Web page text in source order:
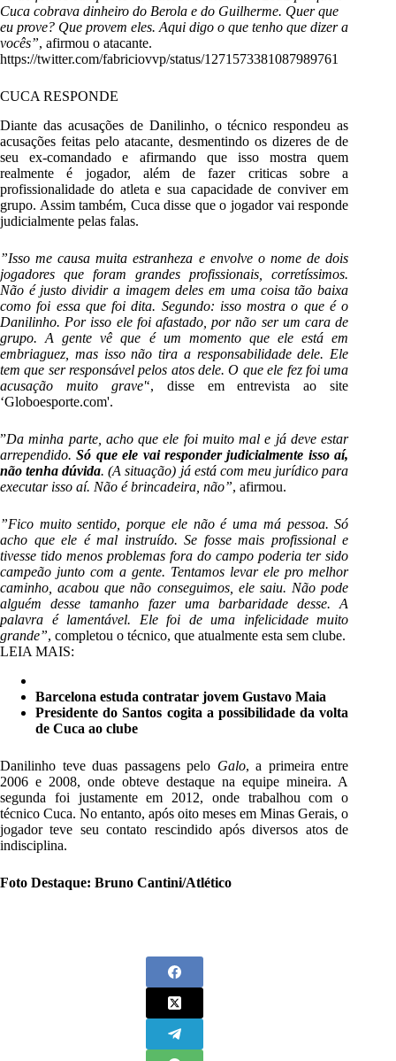
Cuca cobrava dinheiro do Berola e do Guilherme. Quer que
eu prove? Que provem eles. Aqui digo o que tenho que dizer a
vocês”, afirmou o atacante.
https://twitter.com/fabriciovvp/status/1271573381087989761
CUCA RESPONDE
Diante das acusações de Danilinho, o técnico respondeu as
acusações feitas pelo atacante, desmentindo os dizeres de de
seu ex-comandado e afirmando que isso mostra quem
realmente é jogador, além de fazer criticas sobre a
profissionalidade do atleta e sua capacidade de conviver em
grupo. Assim também, Cuca disse que o jogador vai responde
judicialmente pelas falas.
”Isso me causa muita estranheza e envolve o nome de dois
jogadores que foram grandes profissionais, corretíssimos.
Não é justo dividir a imagem deles em uma coisa tão baixa
como foi essa que foi dita. Segundo: isso mostra o que é o
Danilinho. Por isso ele foi afastado, por não ser um cara de
grupo. A gente vê que é um momento que ele está em
embriaguez, mas isso não tira a responsabilidade dele. Ele
tem que ser responsável pelos atos dele. O que ele fez foi uma
acusação muito grave'‘, disse em entrevista ao site
‘Globoesporte.com'.
”Da minha parte, acho que ele foi muito mal e já deve estar
arrependido.Só que ele vai responder judicialmente isso aí,
não tenha dúvida. (A situação) já está com meu jurídico para
executar isso aí. Não é brincadeira, não”, afirmou.
”Fico muito sentido, porque ele não é uma má pessoa. Só
acho que ele é mal instruído. Se fosse mais profissional e
tivesse tido menos problemas fora do campo poderia ter sido
campeão junto com a gente. Tentamos levar ele pro melhor
caminho, acabou que não conseguimos, ele saiu. Não pode
alguém desse tamanho fazer uma barbaridade desse. A
palavra é lamentável. Ele foi de uma infelicidade muito
grande”, completou o técnico, que atualmente esta sem clube.
LEIA MAIS:
Barcelona estuda contratar jovem Gustavo Maia
Presidente do Santos cogita a possibilidade da volta
de Cuca ao clube
Danilinho teve duas passagens pelo Galo, a primeira entre
2006 e 2008, onde obteve destaque na equipe mineira. A
segunda foi justamente em 2012, onde trabalhou com o
técnico Cuca. No entanto, após oito meses em Minas Gerais, o
jogador teve seu contato rescindido após diversos atos de
indisciplina.
Foto Destaque: Bruno Cantini/Atlético